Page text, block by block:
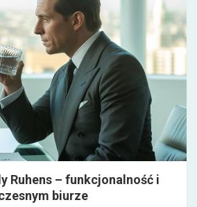
Ruhens – funkcjonalność i
biurze